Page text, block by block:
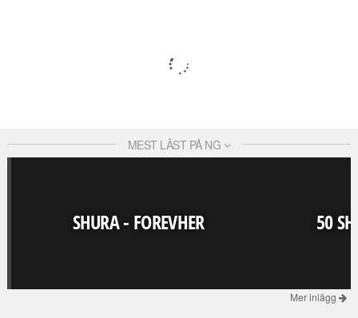
MEST LÄST PÅ NG
SHURA - FOREVHER 50
Mer inlägg